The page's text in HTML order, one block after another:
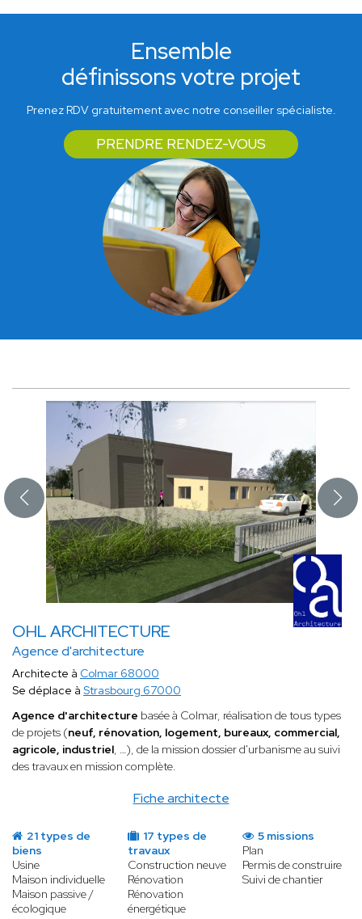
Ensemble
définissons votre projet
Prenez RDV gratuitement avec notre conseiller spécialiste.
PRENDRE RENDEZ-VOUS
OHL ARCHITECTURE
Agence d'architecture
Fiche architecte
Architecte à Colmar 68000
Se déplace à Strasbourg 67000
Agence d'architecture basée à Colmar, réalisation de tous types
de projets (neuf, rénovation, logement, bureaux, commercial,
agricole, industriel, …), de la mission dossier d'urbanisme au suivi
des travaux en mission complète.
21 types de
biens
Usine
Maison individuelle
Maison passive /
écologique
17 types de
travaux
Construction neuve
Rénovation
Rénovation
énergétique
5 missions
Plan
Permis de construire
Suivi de chantier